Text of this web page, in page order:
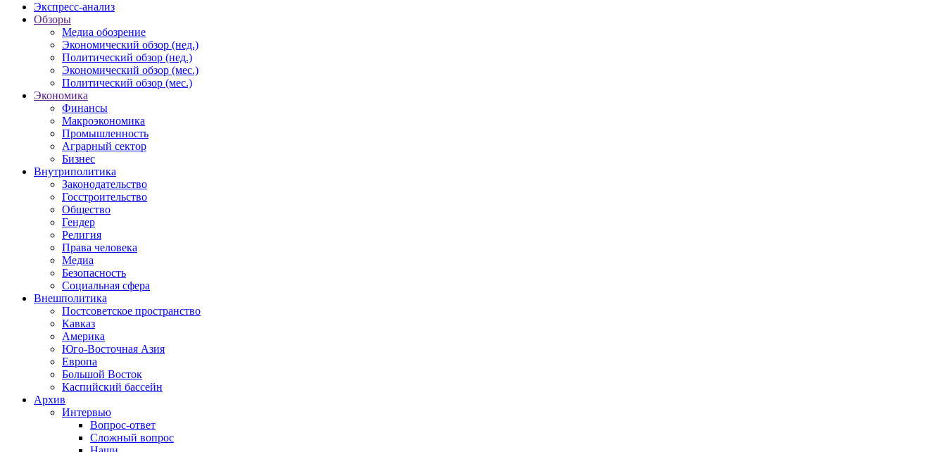
Экспресс-анализ
Обзоры
Медиа обозрение
Экономический обзор (нед.)
Политический обзор (нед.)
Экономический обзор (мес.)
Политический обзор (мес.)
Экономика
Финансы
Макроэкономика
Промышленность
Аграрный сектор
Бизнес
Внутриполитика
Законодательство
Госстроительство
Общество
Гендер
Религия
Права человека
Медиа
Безопасность
Социальная сфера
Внешполитика
Постсоветское пространство
Кавказ
Америка
Юго-Восточная Азия
Европа
Большой Восток
Каспийский бассейн
Архив
Интервью
Вопрос-ответ
Сложный вопрос